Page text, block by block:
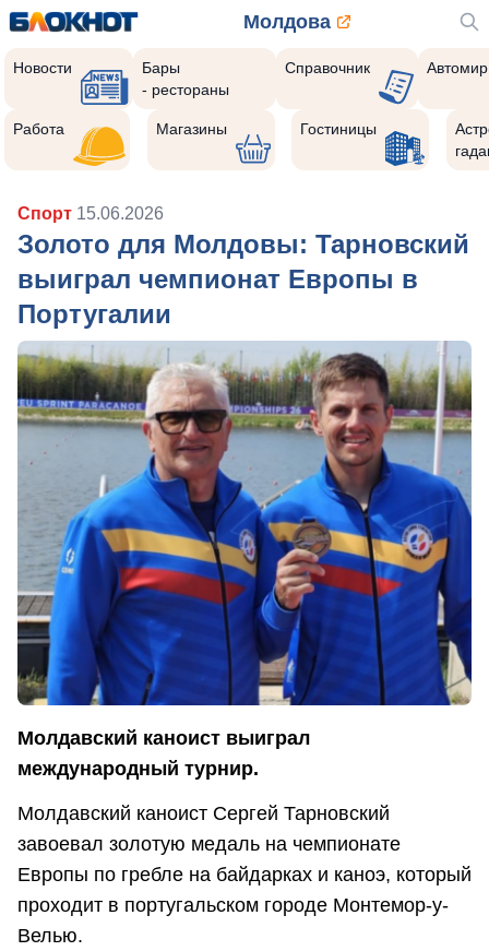
Молдова
Новости
Бары
- рестораны
Справочник Автомир
Работа Магазины Гостиницы
Спорт 15.06.2026
Золото для Молдовы: Тарновский
выиграл чемпионат Европы в
Португалии
Молдавский каноист выиграл
международный турнир.
Молдавский каноист Сергей Тарновский
завоевал золотую медаль на чемпионате
Европы по гребле на байдарках и каноэ, который
проходит в португальском городе Монтемор-у-
Велью.